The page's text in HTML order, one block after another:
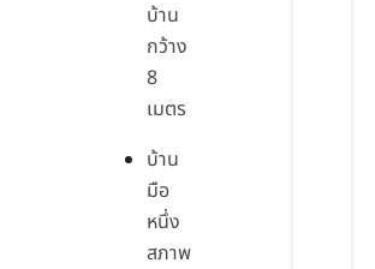
บ้าน
กว้าง
8
เมตร
บ้าน
มือ
หนึ่ง
สภาพ